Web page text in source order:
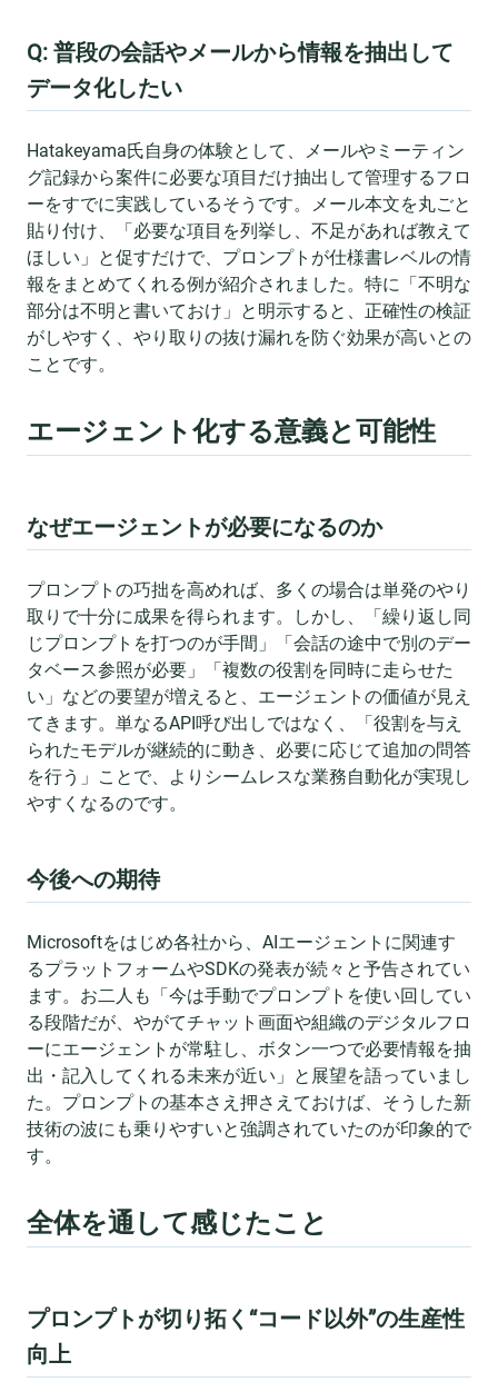
Q: 普段の会話やメールから情報を抽出して
データ化したい
Hatakeyama氏自身の体験として、メールやミーティン
グ記録から案件に必要な項目だけ抽出して管理するフロ
ーをすでに実践しているそうです。メール本文を丸ごと
貼り付け、「必要な項目を列挙し、不足があれば教えて
ほしい」と促すだけで、プロンプトが仕様書レベルの情
報をまとめてくれる例が紹介されました。特に「不明な
部分は不明と書いておけ」と明示すると、正確性の検証
がしやすく、やり取りの抜け漏れを防ぐ効果が高いとの
ことです。
エージェント化する意義と可能性
なぜエージェントが必要になるのか
プロンプトの巧拙を高めれば、多くの場合は単発のやり
取りで十分に成果を得られます。しかし、「繰り返し同
じプロンプトを打つのが手間」「会話の途中で別のデー
タベース参照が必要」「複数の役割を同時に走らせた
い」などの要望が増えると、エージェントの価値が見え
てきます。単なるAPI呼び出しではなく、「役割を与え
られたモデルが継続的に動き、必要に応じて追加の問答
を行う」ことで、よりシームレスな業務自動化が実現し
やすくなるのです。
今後への期待
Microsoftをはじめ各社から、AIエージェントに関連す
るプラットフォームやSDKの発表が続々と予告されてい
ます。お二人も「今は手動でプロンプトを使い回してい
る段階だが、やがてチャット画面や組織のデジタルフロ
ーにエージェントが常駐し、ボタン一つで必要情報を抽
出・記入してくれる未来が近い」と展望を語っていまし
た。プロンプトの基本さえ押さえておけば、そうした新
技術の波にも乗りやすいと強調されていたのが印象的で
す。
全体を通して感じたこと
プロンプトが切り拓く“コード以外”の生産性
向上